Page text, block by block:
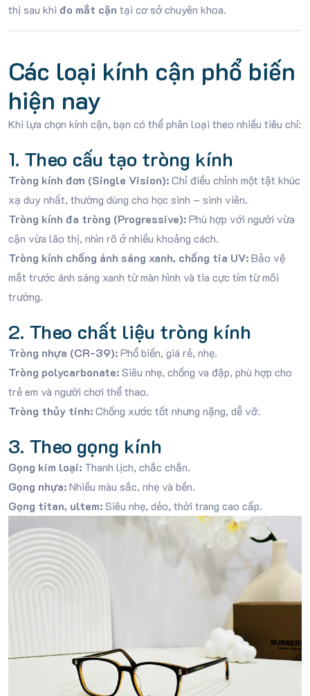
thị sau khi đo mắt cận tại cơ sở chuyên khoa.
Các loại kính cận phổ biến
hiện nay
Khi lựa chọn kính cận, bạn có thể phân loại theo nhiều tiêu chí:
1. Theo cấu tạo tròng kính
Tròng kính đơn (Single Vision):Chỉ điều chỉnh một tật khúc
xạ duy nhất, thường dùng cho học sinh – sinh viên.
Tròng kính đa tròng (Progressive):Phù hợp với người vừa
cận vừa lão thị, nhìn rõ ở nhiều khoảng cách.
Tròng kính chống ánh sáng xanh, chống tia UV:Bảo vệ
mắt trước ánh sáng xanh từ màn hình và tia cực tím từ môi
trường.
2. Theo chất liệu tròng kính
Tròng nhựa (CR-39):Phổ biến, giá rẻ, nhẹ.
Tròng polycarbonate:Siêu nhẹ, chống va đập, phù hợp cho
trẻ em và người chơi thể thao.
Tròng thủy tinh:Chống xước tốt nhưng nặng, dễ vỡ.
3. Theo gọng kính
Gọng kim loại: Thanh lịch, chắc chắn.
Gọng nhựa:Nhiều màu sắc, nhẹ và bền.
Gọng titan, ultem:Siêu nhẹ, dẻo, thời trang cao cấp.